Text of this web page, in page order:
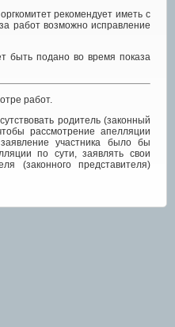
рекомендует иметь с
работ возможно исправление
быть подано во время показа
работ.
родитель (законный
рассмотрение апелляции
участника было бы
по сути, заявлять свои
(законного представителя)